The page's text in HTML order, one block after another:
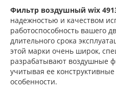
Фильтр воздушный wix
надежностью и качеством
работоспособность вашего
длительного срока
этой марки очень широк,
разрабатывают воздушные
учитывая ее
особенности.